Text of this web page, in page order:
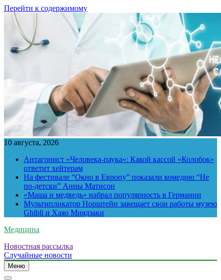
Перейти к содержимому
10 августа, 2026
Антагонист «Человека-паука»: Какой кассой «Колобок»
ответит хейтерам
На фестивале “Окно в Европу” показали комедию “Не
по-детски” Анны Матисон
«Маша и медведь» набрал популярность в Германии
Мультипликатор Норштейн завещает свои работы музею
Ghibli и Хаяо Миядзаки
Медицина
Новостная рассылка
Случайные новости
Меню